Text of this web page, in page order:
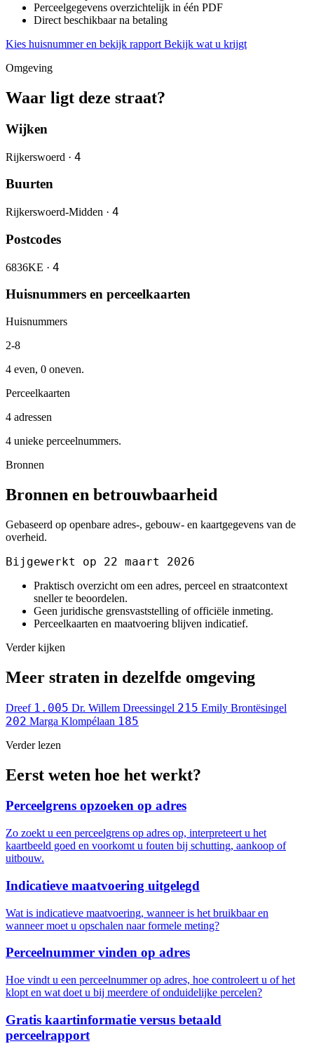
Perceelgegevens overzichtelijk in één PDF
Direct beschikbaar na betaling
Kies huisnummer en bekijk rapport Bekijk wat u krijgt
Omgeving
Waar ligt deze straat?
Wijken
Rijkerswoerd · 4
Buurten
Rijkerswoerd-Midden · 4
Postcodes
6836KE · 4
Huisnummers en perceelkaarten
Huisnummers
2-8
4 even, 0 oneven.
Perceelkaarten
4 adressen
4 unieke perceelnummers.
Bronnen
Bronnen en betrouwbaarheid
Gebaseerd op openbare adres-, gebouw- en kaartgegevens van de
overheid.
Bijgewerkt op 22 maart 2026
Praktisch overzicht om een adres, perceel en straatcontext
sneller te beoordelen.
Geen juridische grensvaststelling of officiële inmeting.
Perceelkaarten en maatvoering blijven indicatief.
Verder kijken
Meer straten in dezelfde omgeving
Dreef 1.005 Dr. Willem Dreessingel 215 Emily Brontësingel
202 Marga Klompélaan 185
Verder lezen
Eerst weten hoe het werkt?
Perceelgrens opzoeken op adres
Zo zoekt u een perceelgrens op adres op, interpreteert u het
kaartbeeld goed en voorkomt u fouten bij schutting, aankoop of
uitbouw.
Indicatieve maatvoering uitgelegd
Wat is indicatieve maatvoering, wanneer is het bruikbaar en
wanneer moet u opschalen naar formele meting?
Perceelnummer vinden op adres
Hoe vindt u een perceelnummer op adres, hoe controleert u of het
klopt en wat doet u bij meerdere of onduidelijke percelen?
Gratis kaartinformatie versus betaald
perceelrapport